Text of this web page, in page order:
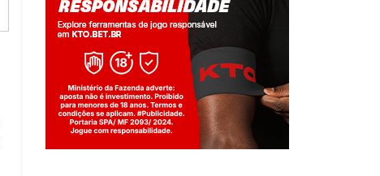
Jogue com responsabilidade. 18+